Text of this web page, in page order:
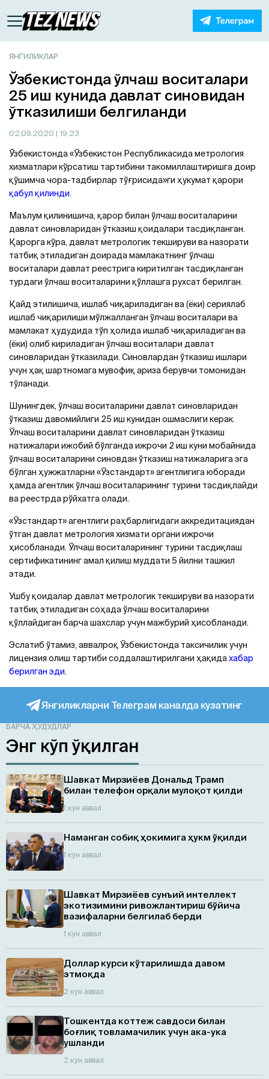
ЯНГИЛИКЛАР
Ўзбекистонда ўлчаш воситалари
25 иш кунида давлат синовидан
ўтказилиши белгиланди
02.09.2020 | 19:23
Ўзбекистонда «Ўзбекистон Республикасида метрология
хизматлари кўрсатиш тартибини такомиллаштиришга доир
қўшимча чора-тадбирлар тўғрисида»ги ҳукумат қарори
қабул қилинди.
Маълум қилинишича, қарор билан ўлчаш воситаларини
давлат синовларидан ўтказиш қоидалари тасдиқланган.
Қарорга кўра, давлат метрологик текшируви ва назорати
татбиқ этиладиган доирада мамлакатнинг ўлчаш
воситалари давлат реестрига киритилган тасдиқланган
турдаги ўлчаш воситаларини қўллашга рухсат берилган.
Қайд этилишича, ишлаб чиқариладиган ва (ёки) сериялаб
ишлаб чиқарилиши мўлжалланган ўлчаш воситалари ва
мамлакат ҳудудида тўп ҳолида ишлаб чиқариладиган ва
(ёки) олиб кириладиган ўлчаш воситалари давлат
синовларидан ўтказилади. Синовлардан ўтказиш ишлари
учун ҳақ шартномага мувофиқ ариза берувчи томонидан
тўланади.
Шунингдек, ўлчаш воситаларини давлат синовларидан
ўтказиш давомийлиги 25 иш кунидан ошмаслиги керак.
Ўлчаш воситаларини давлат синовларидан ўтказиш
натижалари ижобий бўлганда ижрочи 2 иш куни мобайнида
ўлчаш воситаларини синовдан ўтказиш натижаларига эга
бўлган ҳужжатларни «Ўзстандарт» агентлигига юборади
ҳамда агентлик ўлчаш воситаларининг турини тасдиқлайди
ва реестрда рўйхатга олади.
«Ўзстандарт» агентлиги раҳбарлигидаги аккредитациядан
ўтган давлат метрология хизмати органи ижрочи
ҳисобланади. Ўлчаш воситаларининг турини тасдиқлаш
сертификатининг амал қилиш муддати 5 йилни ташкил
этади.
Ушбу қоидалар давлат метрологик текшируви ва назорати
татбиқ этиладиган соҳада ўлчаш воситаларини
қўллайдиган барча шахслар учун мажбурий ҳисобланади.
Эслатиб ўтамиз, аввалроқ Ўзбекистонда таксичилик учун
лицензия олиш тартиби соддалаштирилгани ҳақидахабар
берилган эди.
Янгиликларни Телеграм каналда кузатинг
БАРЧА ҲУДУДЛАР
Энг кўп ўқилган
Шавкат Мирзиёев Дональд Трамп
билан телефон орқали мулоқот қилди
1 кун аввал
Наманган собиқ ҳокимига ҳукм ўқилди
1 кун аввал
Шавкат Мирзиёев сунъий интеллект
экотизимини ривожлантириш бўйича
вазифаларни белгилаб берди
1 кун аввал
Доллар курси кўтарилишда давом
этмоқда
2 кун аввал
Тошкентда коттеж савдоси билан
боғлиқ товламачилик учун ака-ука
ушланди
2 кун аввал